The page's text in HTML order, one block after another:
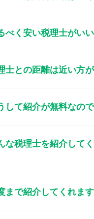
べく安い税理士がい
士との距離は近い方
して紹介が無料なの
な税理士を紹介して
まで紹介してくれま